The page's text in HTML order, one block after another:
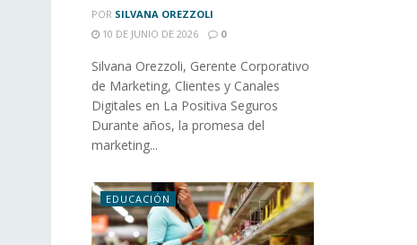
POR SILVANA OREZZOLI
10 DE JUNIO DE 2026
0
Silvana Orezzoli, Gerente Corporativo
de Marketing, Clientes y Canales
Digitales en La Positiva Seguros
Durante años, la promesa del
marketing...
EDUCACIÓN